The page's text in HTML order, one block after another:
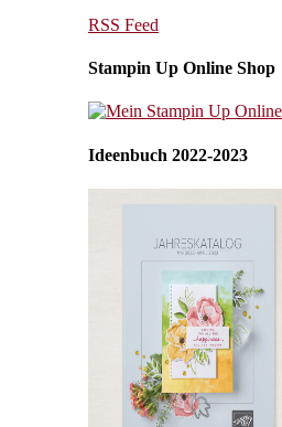
RSS Feed
Stampin Up Online Shop
Ideenbuch 2022-2023